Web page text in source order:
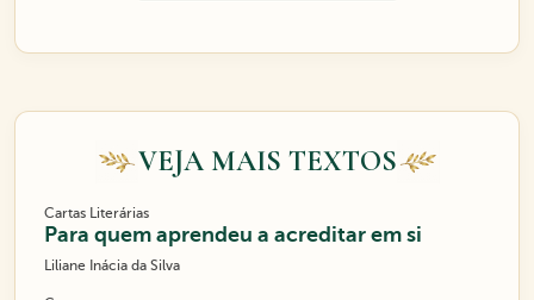
VEJA MAIS TEXTOS
Cartas Literárias
Para quem aprendeu a acreditar em si
Liliane Inácia da Silva